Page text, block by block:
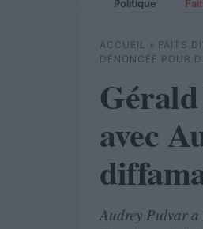
Politique
ACCUEIL » FAITS
DÉNONCÉE POUR
avec
Audrey Pulvar a